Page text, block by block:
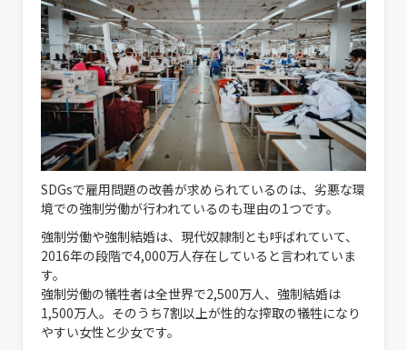
SDGsで雇用問題の改善が求められているのは、劣悪な環
境での強制労働が行われているのも理由の1つです。
強制労働や強制結婚は、現代奴隷制とも呼ばれていて、
2016年の段階で4,000万人存在していると言われていま
す。
強制労働の犠牲者は全世界で2,500万人、強制結婚は
1,500万人。そのうち7割以上が性的な搾取の犠牲になり
やすい女性と少女です。